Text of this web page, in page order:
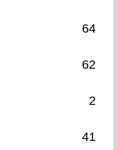
64
62
2
41